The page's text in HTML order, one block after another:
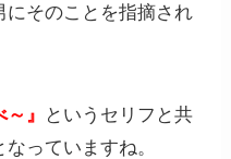
にそのことを指摘され
』
というセリフと共
っていますね。